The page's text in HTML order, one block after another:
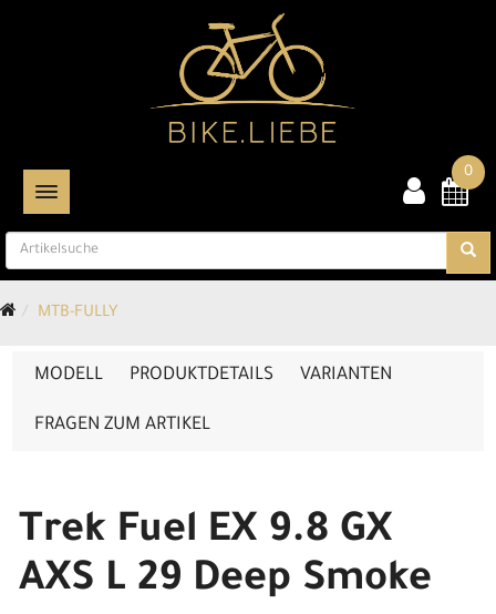
TOGGLE NAVIGATION
0
MTB-FULLY
MODELL PRODUKTDETAILS VARIANTEN
FRAGEN ZUM ARTIKEL
Trek Fuel EX 9.8 GX
AXS L 29 Deep Smoke